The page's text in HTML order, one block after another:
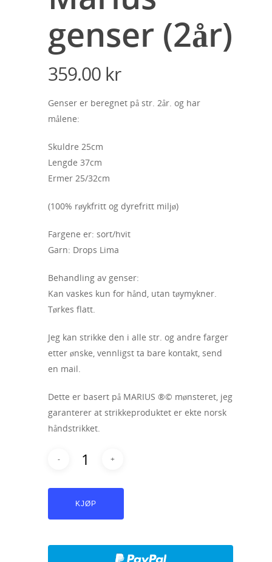
genser (2år)
359.00 kr
Genser er beregnet på str. 2år. og har
målene:
Skuldre 25cm
Lengde 37cm
Ermer 25/32cm
(100% røykfritt og dyrefritt miljø)
Fargene er: sort/hvit
Garn: Drops Lima
Behandling av genser:
Kan vaskes kun for hånd, utan tøymykner.
Tørkes flatt.
Jeg kan strikke den i alle str. og andre farger
etter ønske, vennligst ta bare kontakt, send
en mail.
Dette er basert på MARIUS ®© mønsteret, jeg
garanterer at strikkeproduktet er ekte norsk
håndstrikket.
KJØP